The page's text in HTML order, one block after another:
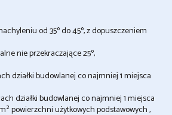
od 35º do 45º, z dopuszczeniem
nie przekraczające 25º,
działki budowlanej co najmniej 1 miejsca
działki budowlanej co najmniej 1 miejsca
powierzchni użytkowych podstawowych ,